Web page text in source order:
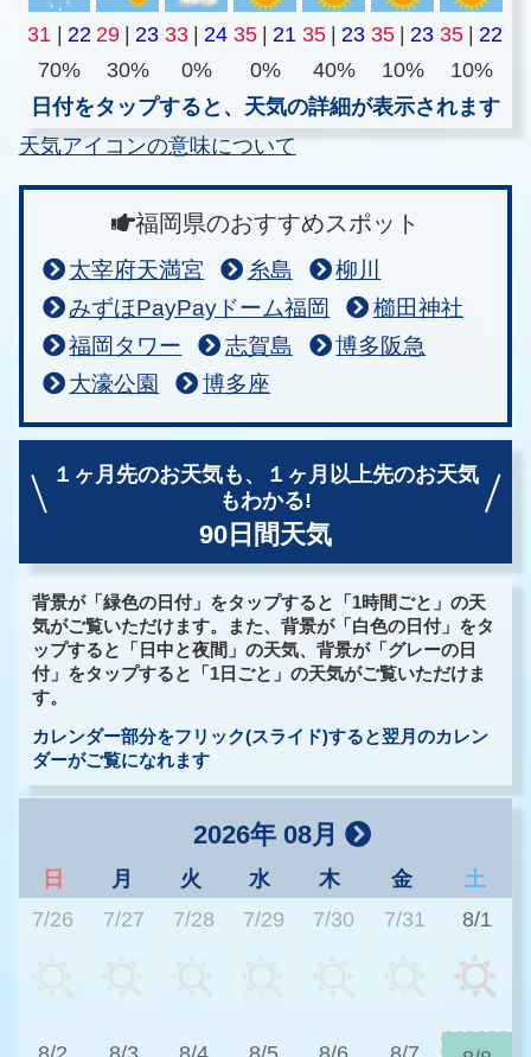
31 22 29 23 33 24 35 21 35 23 35 23 35
22
70%
30% 0% 0% 40% 10%
10%
日付をタップすると、天気の詳細が表示されます
天気アイコンの意味について
福岡県のおすすめスポット
太宰府天満宮 糸島
柳川
みずほPayPayドーム福岡
櫛田神社
福岡タワー
志賀島
博多阪急
大濠公園
博多座
１ヶ月先のお天気も、
１ヶ月以上先のお天気
もわかる!
90日間天気
背景が「緑色の日付」をタップすると「1時間ごと」の天
気がご覧いただけます。また、背景が「白色の日付」をタ
ップすると「日中と夜間」の天気、背景が「グレーの日
付」をタップすると「1日ごと」の天気がご覧いただけま
す。
カレンダー部分をフリック(スライド)すると翌月のカレン
ダーがご覧になれます
2026年 08月
日 月 火 水 木 金
土
7/26
7/27 7/28 7/29 7/30 7/31 8/1